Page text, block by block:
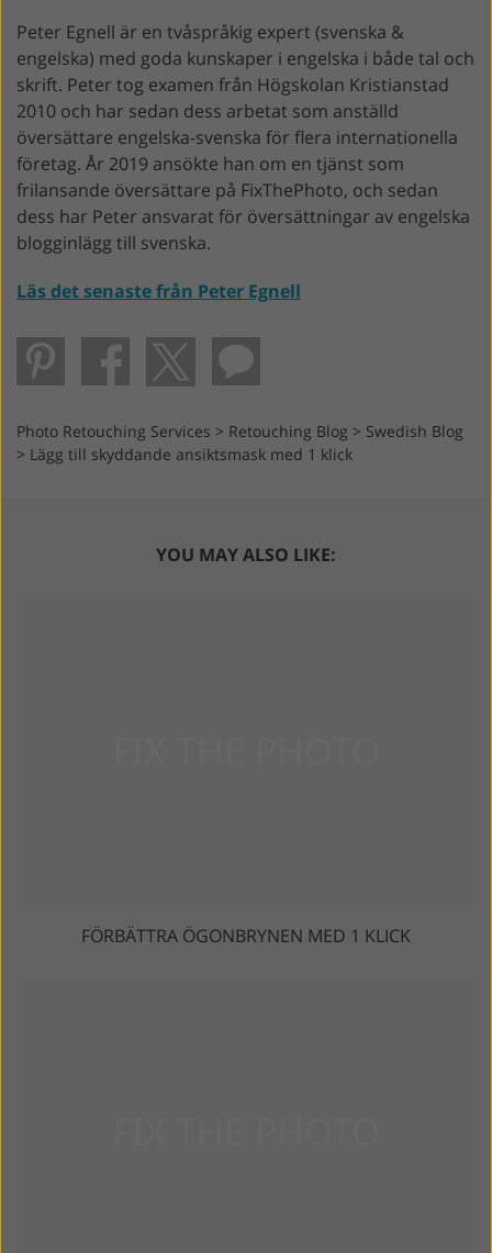
Peter Egnell är en tvåspråkig expert (svenska &
engelska) med goda kunskaper i engelska i både tal och
skrift. Peter tog examen från Högskolan Kristianstad
2010 och har sedan dess arbetat som anställd
översättare engelska-svenska för flera internationella
företag. År 2019 ansökte han om en tjänst som
frilansande översättare på FixThePhoto, och sedan
dess har Peter ansvarat för översättningar av engelska
blogginlägg till svenska.
Läs det senaste från Peter Egnell
Photo Retouching Services > Retouching Blog > Swedish Blog
> Lägg till skyddande ansiktsmask med 1 klick
YOU MAY ALSO LIKE:
FÖRBÄTTRA ÖGONBRYNEN MED 1 KLICK